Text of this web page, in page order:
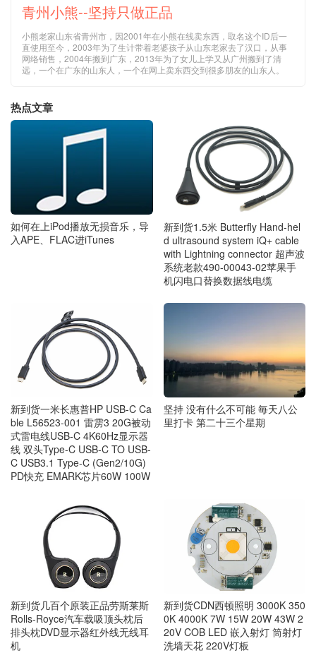
青州小熊--坚持只做正品
小熊老家山东省青州市，因2001年在小熊在线卖东西，取名这个ID后一
直使用至今，2003年为了生计带着老婆孩子从山东老家去了汉口，从事
网络销售，2004年搬到广东，2013年为了女儿上学又从广州搬到了清
远，一个在广东的山东人，一个在网上卖东西交到很多朋友的山东人。
热点文章
如何在上iPod播放无损音乐，导
入APE、FLAC进iTunes
新到货1.5米 Butterfly Hand-hel
d ultrasound system iQ+ cable
with Lightning connector 超声波
系统老款490-00043-02苹果手
机闪电口替换数据线电缆
新到货一米长惠普HP USB-C Ca
ble L56523-001 雷雳3 20G被动
式雷电线USB-C 4K60Hz显示器
线 双头Type-C USB-C TO USB-
C USB3.1 Type-C (Gen2/10G)
PD快充 EMARK芯片60W 100W
坚持 没有什么不可能 毎天八公
里打卡 第二十三个星期
新到货几百个原装正品劳斯莱斯
Rolls-Royce汽车载吸顶头枕后
排头枕DVD显示器红外线无线耳
机
新到货CDN西顿照明 3000K 350
0K 4000K 7W 15W 20W 43W 2
20V COB LED 嵌入射灯 筒射灯
洗墙天花 220V灯板